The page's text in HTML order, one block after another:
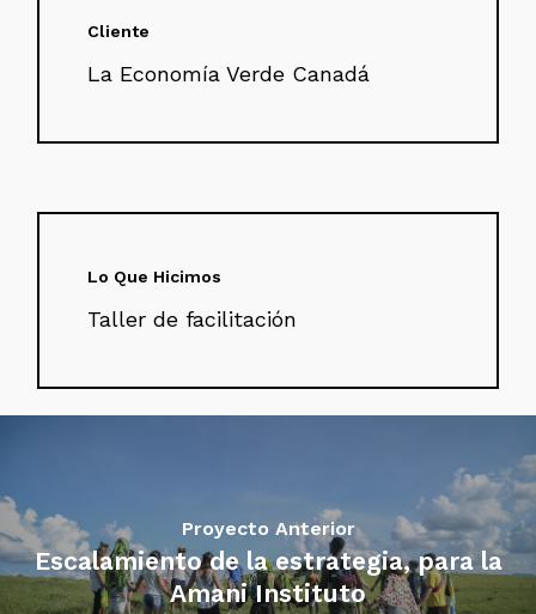
Cliente
La Economía Verde Canadá
Lo Que Hicimos
Taller de facilitación
Proyecto Anterior
Escalamiento de la estrategia, para la
Amani Instituto